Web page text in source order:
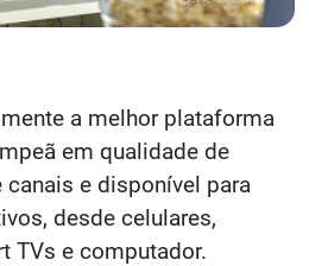
a melhor plataforma
em qualidade de
canais e disponível para
desde celulares,
TVs e computador.